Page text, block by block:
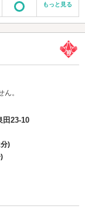
もっと見る
。
田23-10
)